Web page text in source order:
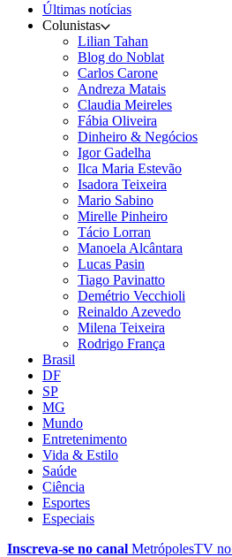
Últimas notícias
Colunistas
Lilian Tahan
Blog do Noblat
Carlos Carone
Andreza Matais
Claudia Meireles
Fábia Oliveira
Dinheiro & Negócios
Igor Gadelha
Ilca Maria Estevão
Isadora Teixeira
Mario Sabino
Mirelle Pinheiro
Tácio Lorran
Manoela Alcântara
Lucas Pasin
Tiago Pavinatto
Demétrio Vecchioli
Reinaldo Azevedo
Milena Teixeira
Rodrigo França
Brasil
DF
SP
MG
Mundo
Entretenimento
Vida & Estilo
Saúde
Ciência
Esportes
Especiais
Inscreva-se no canal MetrópolesTV no